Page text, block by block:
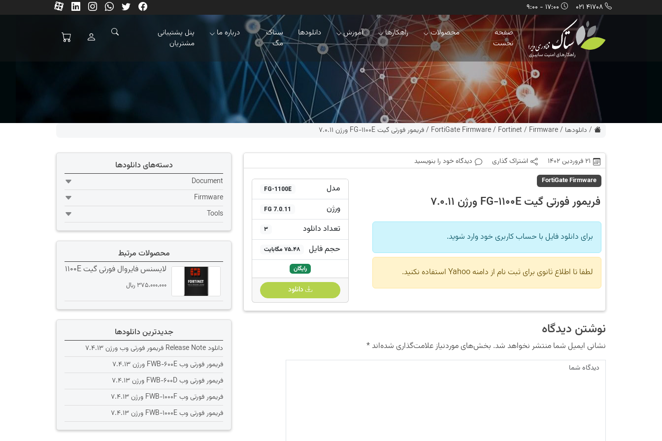
41708 021
صفحه
نخست
محصولات راهکارها آموزش دانلودها
ستاک
مگ
درباره ما
پنل پشتیبانی
مشتریان
/ دانلودها /
Firmware
/
Fortinet
/
FortiGate Firmware
/فریمور فورتی گیت FG-1100E ورژن 7.0.11
21 فروردین 1402 اشتراک گذاری دیدگاه خود را بنویسید
FortiGate Firmware
فریمور فورتی گیت FG-1100E ورژن 7.0.11
برای دانلود فایل با حساب کاربری خود وارد شوید.
لطفا تا اطلاع ثانوی برای ثبت نام از دامنه Yahoo استفاده نکنید.
مدل FG-1100E
ورژن FG 7.0.11
تعداد دانلود 3
حجم فایل 75.48 مگابایت
رایگان
دانلود
نوشتن دیدگاه
نشانی ایمیل شما منتشر نخواهد شد. بخش‌های موردنیاز علامت‌گذاری شده‌اند*
دسته‌های دانلودها
Document
Firmware
Tools
محصولات مرتبط
لایسنس فایروال فورتی گیت 1100E
375،000،000 ﷼
جدیدترین دانلودها
دانلود Release Note فریمور فورتی وب ورژن 7.4.13
فریمور فورتی وب FWB-600E ورژن 7.4.13
فریمور فورتی وب FWB-600D ورژن 7.4.13
فریمور فورتی وب FWB-1000F ورژن 7.4.13
فریمور فورتی وب FWB-1000E ورژن 7.4.13